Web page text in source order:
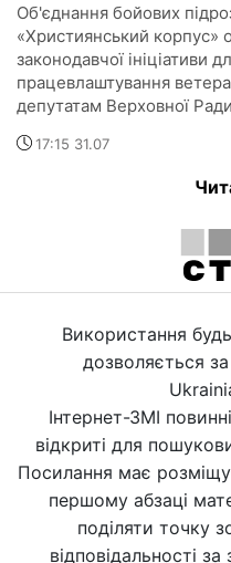
Об'єднання бойових
«Християнський корпус»
законодавчої ініціативи
працевлаштування
депутатам Верховної
17:15 31.07
Використання
дозволяється
Інтернет-ЗМІ
відкриті для
Посилання має
першому абзаці
поділяти точку
відповідальності